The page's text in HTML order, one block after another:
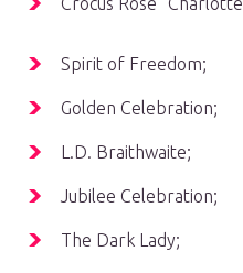
Spirit of Freedom;
Golden Celebration;
L.D. Braithwaite;
Jubilee Celebration;
The Dark Lady;